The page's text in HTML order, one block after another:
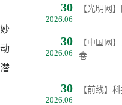
30
2026.06
【光明网
30
2026.06
【中国网
卷
30
2026.06
【前线】